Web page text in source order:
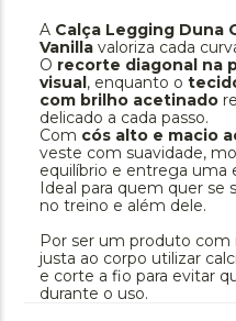
A Calça Legging Duna
Vanilla valoriza cada
O recorte diagonal na
visual, enquanto o
com brilho acetinado
delicado a cada passo.
Com cós alto e macio
veste com suavidade,
equilíbrio e entrega uma
Ideal para quem quer se
no treino e além dele.
Por ser um produto
justa ao corpo utilizar
e corte a fio para evitar
durante o uso.